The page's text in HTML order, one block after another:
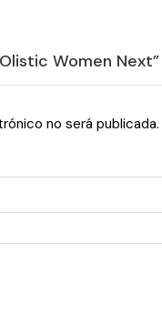
Women Next”
no será publicada.